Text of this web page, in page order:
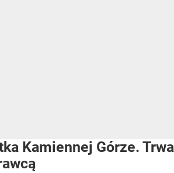
Kamiennej Górze. Trwa